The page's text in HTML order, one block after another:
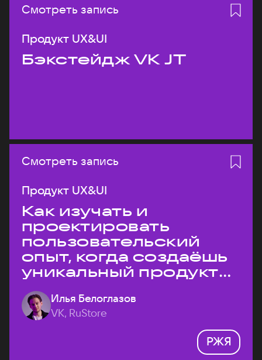
Смотреть запись
Продукт UX&UI
Бэкстейдж VK JT
Смотреть запись
Продукт UX&UI
Как изучать и
проектировать
пользовательский
опыт, когда создаёшь
уникальный продукт
на рынке?
Илья Белоглазов
VK, RuStore
РЖЯ